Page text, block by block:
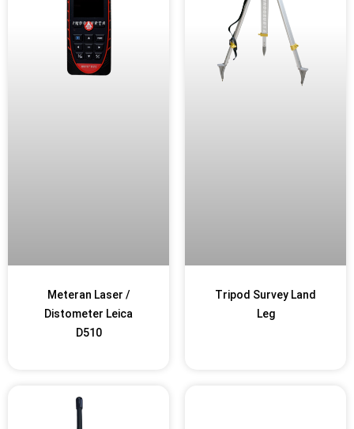
Meteran Laser /
Distometer Leica
D510
Tripod Survey Land
Leg